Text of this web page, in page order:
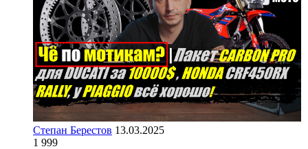
Степан Берестов 13.03.2025
1 999